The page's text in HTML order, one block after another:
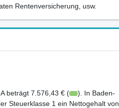
Rentenversicherung, usw.
beträgt 7.576,43 € (
). In Baden-
Steuerklasse 1 ein Nettogehalt von